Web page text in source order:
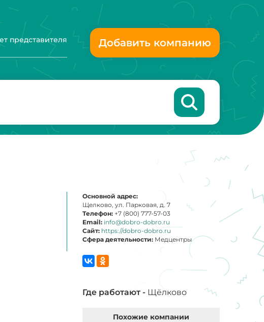
представителя Добавить компанию
Основной адрес:
Щелково, ул. Парковая, д. 7
Телефон: +7 (800) 777-57-03
Email: info@dobro-dobro.ru
Сайт: https://dobro-dobro.ru
Сфера деятельности: Медцентры
Где работают - Щёлково
Похожие компании